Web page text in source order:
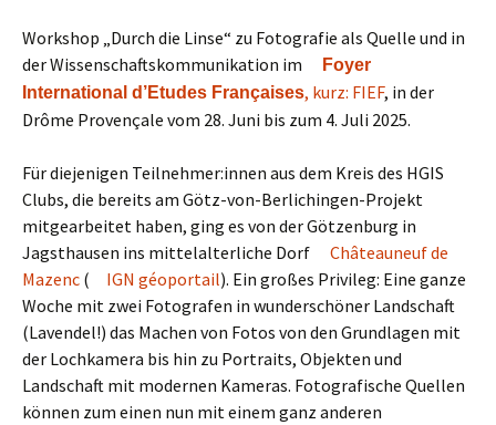
Workshop „Durch die Linse“ zu Fotografie als Quelle und in
der Wissenschaftskommunikation im
Foyer
International d’Etudes Françaises, kurz: FIEF, in der
Drôme Provençale vom 28. Juni bis zum 4. Juli 2025.
Für diejenigen Teilnehmer:innen aus dem Kreis des HGIS
Clubs, die bereits am Götz-von-Berlichingen-Projekt
mitgearbeitet haben, ging es von der Götzenburg in
Jagsthausen ins mittelalterliche Dorf
Châteauneuf de
Mazenc ( IGN géoportail). Ein großes Privileg: Eine ganze
Woche mit zwei Fotografen in wunderschöner Landschaft
(Lavendel!) das Machen von Fotos von den Grundlagen mit
der Lochkamera bis hin zu Portraits, Objekten und
Landschaft mit modernen Kameras. Fotografische Quellen
können zum einen nun mit einem ganz anderen